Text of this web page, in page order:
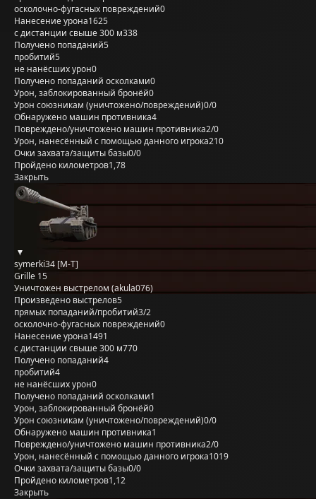
осколочно-фугасных повреждений0
Нанесение урона1625
с дистанции свыше 300 м338
Получено попаданий5
пробитий5
не нанёсших урон0
Получено попаданий осколками0
Урон, заблокированный бронёй0
Урон союзникам (уничтожено/повреждений)0/0
Обнаружено машин противника4
Повреждено/уничтожено машин противника2/0
Урон, нанесённый с помощью данного игрока210
Очки захвата/защиты базы0/0
Пройдено километров1,78
Закрыть
symerki34 [M-T]
Grille 15
Уничтожен выстрелом (akula076)
Произведено выстрелов5
прямых попаданий/пробитий3/2
осколочно-фугасных повреждений0
Нанесение урона1491
с дистанции свыше 300 м770
Получено попаданий4
пробитий4
не нанёсших урон0
Получено попаданий осколками1
Урон, заблокированный бронёй0
Урон союзникам (уничтожено/повреждений)0/0
Обнаружено машин противника1
Повреждено/уничтожено машин противника2/0
Урон, нанесённый с помощью данного игрока1019
Очки захвата/защиты базы0/0
Пройдено километров1,12
Закрыть